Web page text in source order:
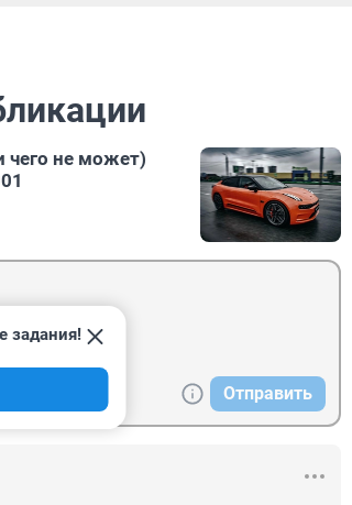
чего не может)
Отправить
задания!